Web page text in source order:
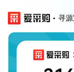
寻